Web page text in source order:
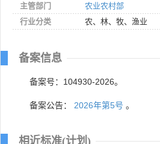
主管部门
农业农村部
行业分类
农、林、牧、渔业
备案信息
备案号：104930-2026。
备案公告： 2026年第5号 。
相近标准(计划)